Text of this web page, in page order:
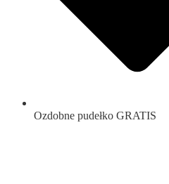
Ozdobne pudełko GRATIS